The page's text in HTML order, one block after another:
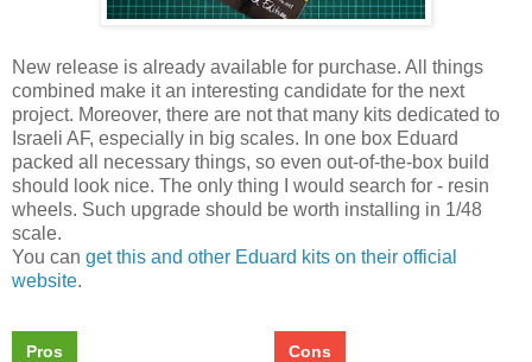
New release is already available for purchase. All things
combined make it an interesting candidate for the next
project. Moreover, there are not that many kits dedicated to
Israeli AF, especially in big scales. In one box Eduard
packed all necessary things, so even out-of-the-box build
should look nice. The only thing I would search for - resin
wheels. Such upgrade should be worth installing in 1/48
scale.
You can get this and other Eduard kits on their official
website.
Pros Cons